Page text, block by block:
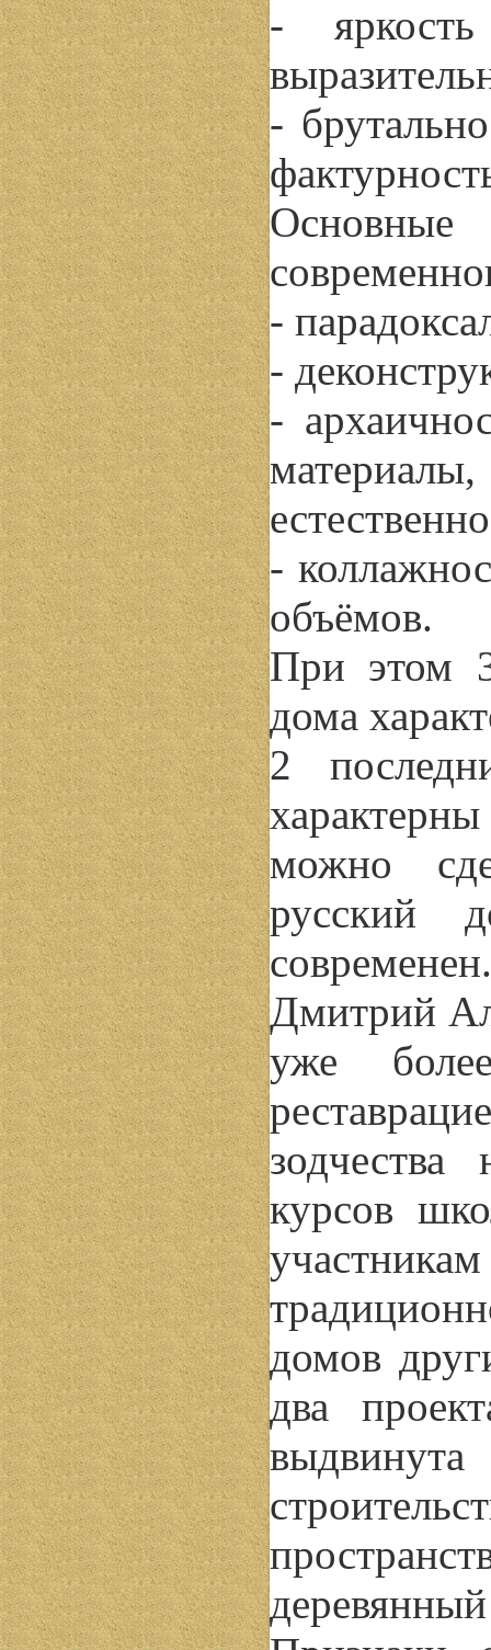
-
-
-
-
-
-
объёмов.
При этом
дома
2
можно
русский
Дмитрий
уже
зодчества
курсов
домов
два